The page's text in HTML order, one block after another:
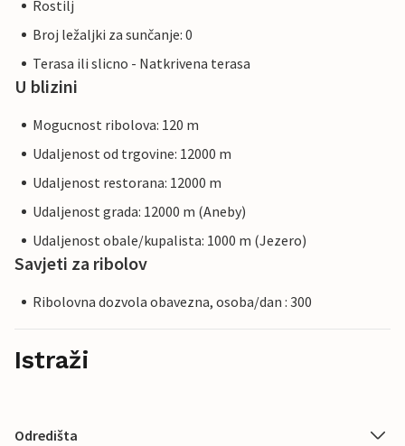
Rostilj
Broj ležaljki za sunčanje: 0
Terasa ili slicno - Natkrivena terasa
U blizini
Mogucnost ribolova: 120 m
Udaljenost od trgovine: 12000 m
Udaljenost restorana: 12000 m
Udaljenost grada: 12000 m (Aneby)
Udaljenost obale/kupalista: 1000 m (Jezero)
Savjeti za ribolov
Ribolovna dozvola obavezna, osoba/dan : 300
Istraži
Odredišta